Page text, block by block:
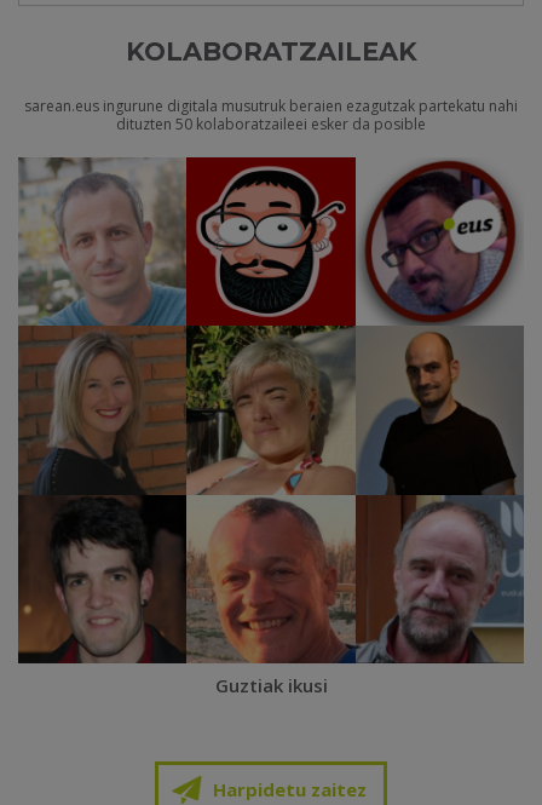
KOLABORATZAILEAK
sarean.eus ingurune digitala musutruk beraien ezagutzak partekatu nahi
dituzten 50 kolaboratzaileei esker da posible
Guztiak ikusi
Harpidetu zaitez